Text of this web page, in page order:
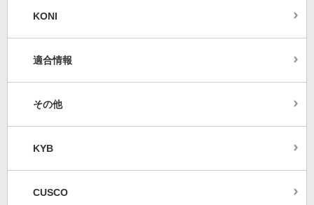
KONI
適合情報
その他
KYB
CUSCO